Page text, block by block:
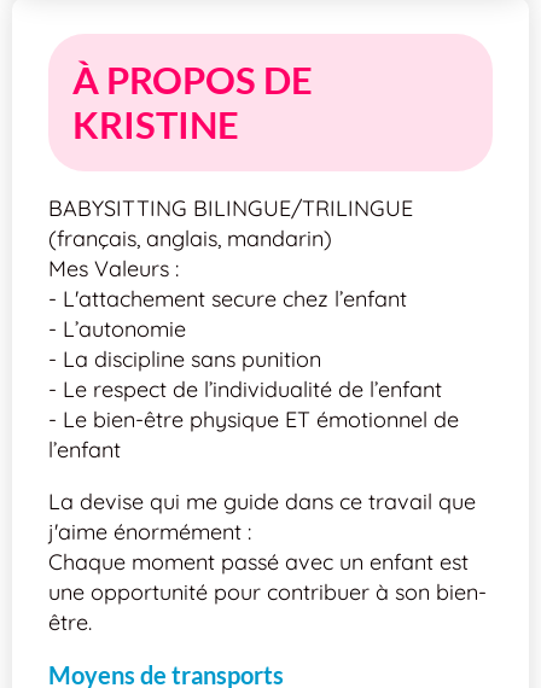
À PROPOS DE
KRISTINE
BABYSITTING BILINGUE/TRILINGUE
(français, anglais, mandarin)
Mes Valeurs :
- L'attachement secure chez l’enfant
- L’autonomie
- La discipline sans punition
- Le respect de l’individualité de l’enfant
- Le bien-être physique ET émotionnel de
l’enfant
La devise qui me guide dans ce travail que
j'aime énormément :
Chaque moment passé avec un enfant est
une opportunité pour contribuer à son bien-
être.
Moyens de transports